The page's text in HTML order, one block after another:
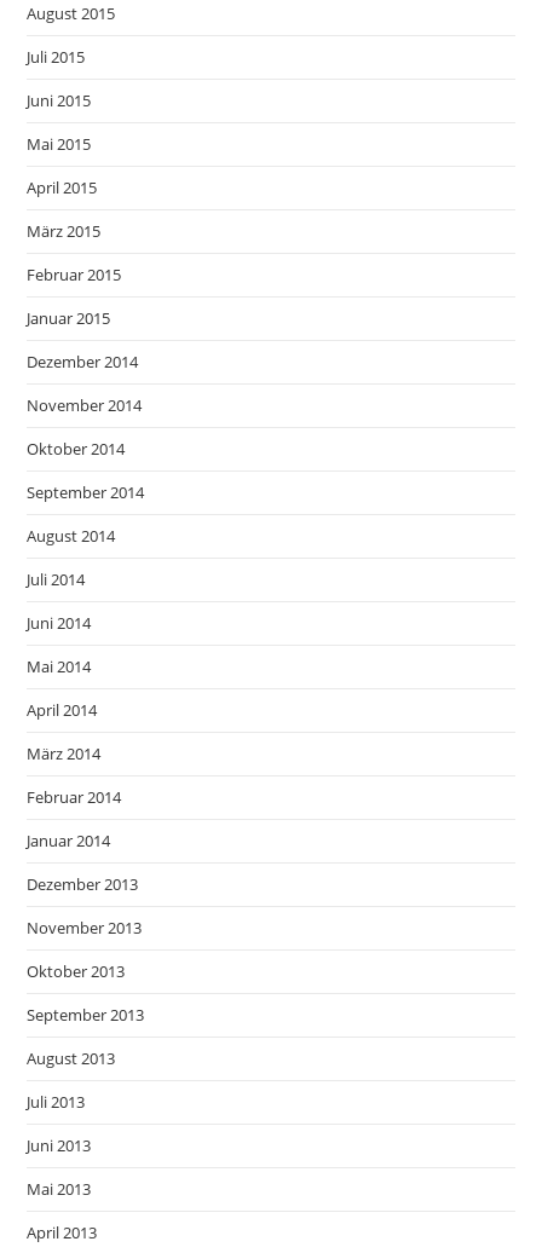
August 2015
Juli 2015
Juni 2015
Mai 2015
April 2015
März 2015
Februar 2015
Januar 2015
Dezember 2014
November 2014
Oktober 2014
September 2014
August 2014
Juli 2014
Juni 2014
Mai 2014
April 2014
März 2014
Februar 2014
Januar 2014
Dezember 2013
November 2013
Oktober 2013
September 2013
August 2013
Juli 2013
Juni 2013
Mai 2013
April 2013